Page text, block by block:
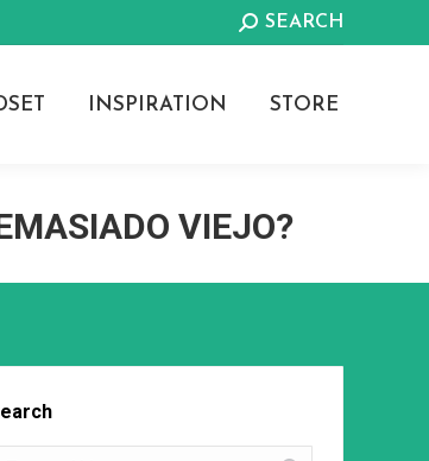
Search:
SEARCH
INSPIRATION STORE
VIEJO?